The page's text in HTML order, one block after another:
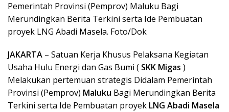
Pemerintah Provinsi (Pemprov) Maluku Bagi
Merundingkan Berita Terkini serta Ide Pembuatan
proyek LNG Abadi Masela. Foto/Dok
JAKARTA – Satuan Kerja Khusus Pelaksana Kegiatan
Usaha Hulu Energi dan Gas Bumi ( SKK Migas )
Melakukan pertemuan strategis Didalam Pemerintah
Provinsi (Pemprov) Maluku Bagi Merundingkan Berita
Terkini serta Ide Pembuatan proyek LNG Abadi Masela